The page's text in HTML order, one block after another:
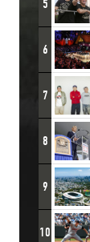
5
6
7
8
9
10